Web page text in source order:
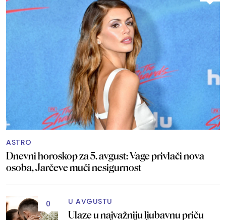
ASTRO
Dnevni horoskop za 5. avgust: Vage privlači nova
osoba, Jarčeve muči nesigurnost
0 U AVGUSTU
Ulaze u najvažniju ljubavnu priču